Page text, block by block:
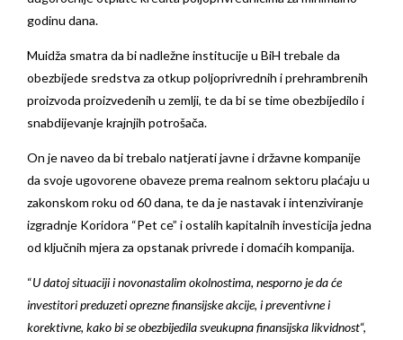
godinu dana.
Muidža smatra da bi nadležne institucije u BiH trebale da
obezbijede sredstva za otkup poljoprivrednih i prehrambrenih
proizvoda proizvedenih u zemlji, te da bi se time obezbijedilo i
snabdijevanje krajnjih potrošača.
On je naveo da bi trebalo natjerati javne i državne kompanije
da svoje ugovorene obaveze prema realnom sektoru plaćaju u
zakonskom roku od 60 dana, te da je nastavak i intenziviranje
izgradnje Koridora “Pet ce” i ostalih kapitalnih investicija jedna
od ključnih mjera za opstanak privrede i domaćih kompanija.
“U datoj situaciji i novonastalim okolnostima, nesporno je da će
investitori preduzeti oprezne finansijske akcije, i preventivne i
korektivne, kako bi se obezbijedila sveukupna finansijska likvidnost“,